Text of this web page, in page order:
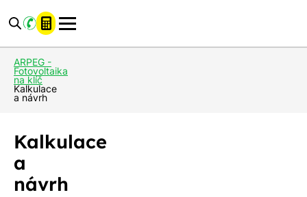
ARPEG -
Fotovoltaika
na klíč
Kalkulace
a návrh
Kalkulace
a
návrh